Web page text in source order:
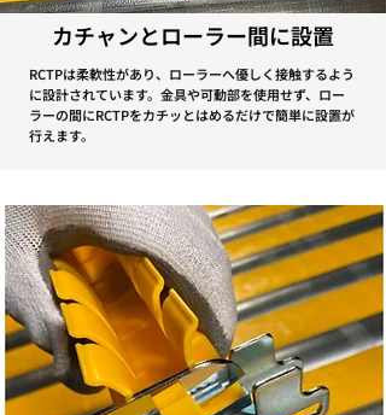
カチャンとローラー間に設置
RCTPは柔軟性があり、ローラーへ優しく接触するよう
に設計されています。金具や可動部を使用せず、ロー
ラーの間にRCTPをカチッとはめるだけで簡単に設置が
行えます。